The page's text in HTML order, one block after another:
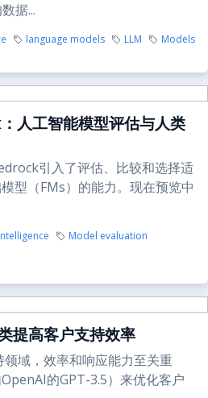
据...
language models LLM Models
人工智能模型评估与人类
引入了评估、比较和选择适
型（FMs）的能力。现在预览中
Model evaluation
提高客户支持效率
域，效率和响应能力至关重
的GPT-3.5）来优化客户